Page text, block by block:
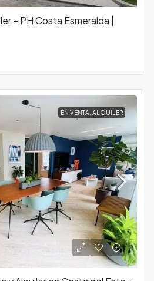
– PH Costa Esmeralda |
EN VENTA, ALQUILER